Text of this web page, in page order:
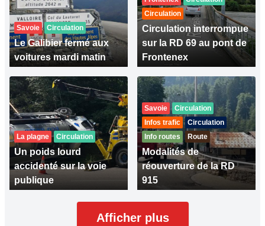
Savoie Circulation
Le Galibier fermé aux
voitures mardi matin
Circulation
Circulation interrompue
sur la RD 69 au pont de
Frontenex
La plagne Circulation
Un poids lourd
accidenté sur la voie
publique
Savoie
Circulation
Infos trafic
Circulation
Info routes
Route
Modalités de
réouverture de la RD
915
Afficher plus